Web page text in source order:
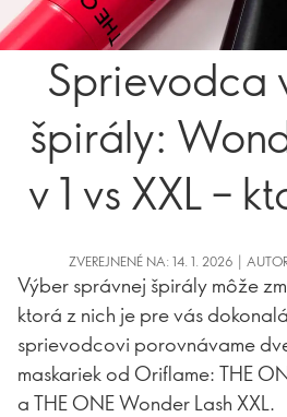
Sprievodca
špirály:
v 1 vs XXL –
vás tá
ZVEREJNENÉ NA: 14. 1. 2026 |
Výber správnej špirály môže
ktorá z nich je pre vás
sprievodcovi porovnávame
maskariek od Oriflame: THE
a THE ONE Wonder Lash XXL.